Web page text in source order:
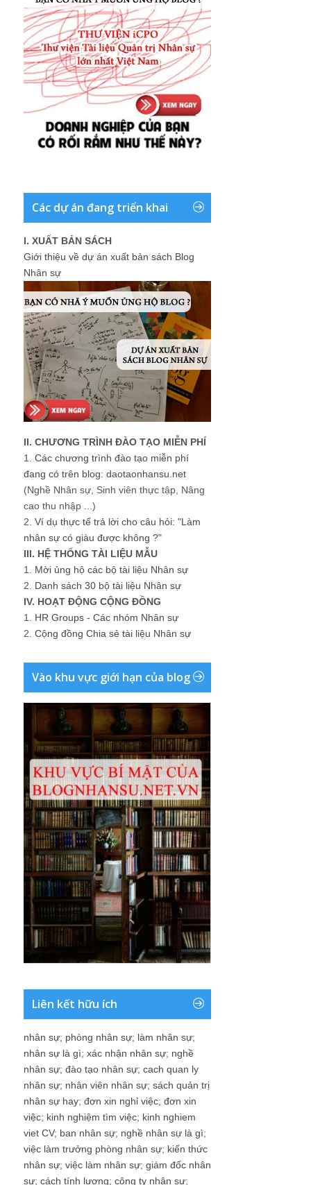
Các dự án đang triển khai
I. XUẤT BẢN SÁCH
Giới thiệu về dự án xuất bản sách Blog
Nhân sự
II. CHƯƠNG TRÌNH ĐÀO TẠO MIỄN PHÍ
1. Các chương trình đào tạo miễn phí
đang có trên blog: daotaonhansu.net
(Nghề Nhân sự, Sinh viên thực tập, Nâng
cao thu nhập ...)
2. Ví dụ thực tế trả lời cho câu hỏi: "Làm
nhân sự có giàu được không ?"
III. HỆ THỐNG TÀI LIỆU MẪU
1. Mời ủng hộ các bộ tài liệu Nhân sự
2. Danh sách 30 bộ tài liệu Nhân sự
IV. HOẠT ĐỘNG CỘNG ĐỒNG
1. HR Groups - Các nhóm Nhân sự
2. Cộng đồng Chia sẻ tài liệu Nhân sự
Vào khu vực giới hạn của blog
Liên kết hữu ích
nhân sự; phòng nhân sự; làm nhân sự;
nhân sự là gì; xác nhận nhân sự; nghề
nhân sự; đào tạo nhân sự; cach quan ly
nhân sự; nhân viên nhân sự; sách quản trị
nhân sự hay; đơn xin nghỉ việc; đơn xin
việc; kinh nghiệm tìm việc; kinh nghiem
viet CV; ban nhân sự; nghề nhân sự là gì;
việc làm trưởng phòng nhân sự; kiến thức
nhân sự; việc làm nhân sự; giám đốc nhân
sự; cách tính lương; công ty nhân sự;